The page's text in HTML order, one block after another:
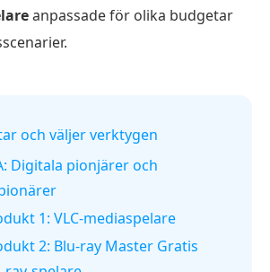
anpassade för olika budgetar
och väljer verktygen
Digitala pionjärer och
1: VLC-mediaspelare
2: Blu-ray Master Gratis